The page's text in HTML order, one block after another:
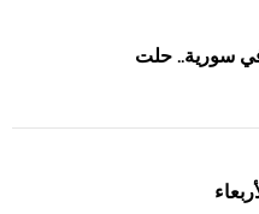
في سورية.. حلت